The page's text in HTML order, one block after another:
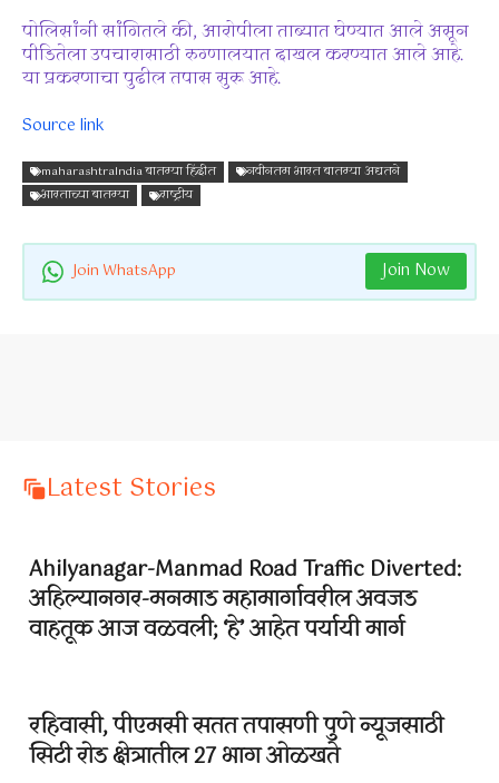
पोलिसांनी सांगितले की, आरोपीला ताब्यात घेण्यात आले असून
पीडितेला उपचारासाठी रुग्णालयात दाखल करण्यात आले आहे.
या प्रकरणाचा पुढील तपास सुरू आहे.
Source link
maharashtraIndia बातम्या हिंदीत
नवीनतम भारत बातम्या अद्यतने
भारताच्या बातम्या
राष्ट्रीय
Join WhatsApp Join Now
Latest Stories
Ahilyanagar-Manmad Road Traffic Diverted:
अहिल्यानगर-मनमाड महामार्गावरील अवजड
वाहतूक आज वळवली; ‘हे’ आहेत पर्यायी मार्ग
रहिवासी, पीएमसी सतत तपासणी पुणे न्यूजसाठी
सिटी रोड क्षेत्रातील 27 भाग ओळखते